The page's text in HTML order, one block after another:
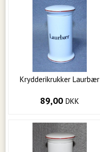
Krydderikrukker Laurbær
89,00DKK